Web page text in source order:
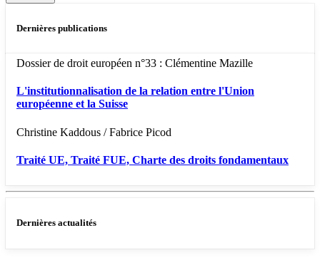
Dernières publications
Dossier de droit européen n°33 : Clémentine Mazille
L'institutionnalisation de la relation entre l'Union
européenne et la Suisse
Christine Kaddous / Fabrice Picod
Traité UE, Traité FUE, Charte des droits fondamentaux
Dernières actualités